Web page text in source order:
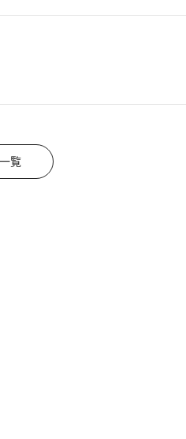
覧